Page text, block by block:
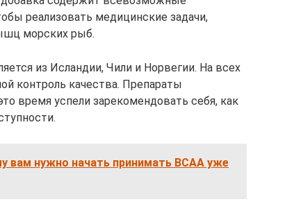
реализовать медицинские задачи,
морских рыб.
из Исландии, Чили и Норвегии. На всех
контроль качества. Препараты
время успели зарекомендовать себя, как
вам нужно начать принимать ВСАА уже